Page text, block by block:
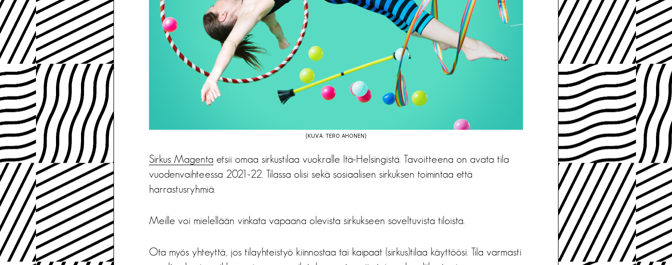
(KUVA: TERO AHONEN)
Sirkus Magenta etsii omaa sirkustilaa vuokralle Itä-Helsingistä. Tavoitteena on avata tila
vuodenvaihteessa 2021-22. Tilassa olisi sekä sosiaalisen sirkuksen toimintaa että
harrastusryhmiä.
Meille voi mielellään vinkata vapaana olevista sirkukseen soveltuvista tiloista.
Ota myös yhteyttä, jos tilayhteistyö kiinnostaa tai kaipaat (sirkus)tilaa käyttöösi. Tila varmasti